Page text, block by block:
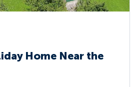
Home Near the